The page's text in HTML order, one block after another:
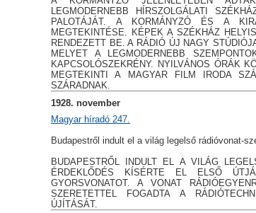
LEGMODERNEBB HÍRSZOLGÁLATI
PALOTÁJÁT. A KORMÁNYZÓ ÉS A
MEGTEKINTÉSE. KÉPEK A SZÉKHÁZ
RENDEZETT BE. A RÁDIÓ ÚJ NAGY
MELYET A LEGMODERNEBB
KAPCSOLÓSZEKRÉNY. NYILVÁNOS ÓRÁK
MEGTEKINTI A MAGYAR FILM IRODA
SZÁRADNAK.
1928. november
Magyar híradó 247.
Budapestről indult el a világ legelső rádióvonat-
BUDAPESTRŐL INDULT EL A VILÁG
ÉRDEKLŐDÉS KÍSÉRTE EL ELSŐ
GYORSVONATOT. A VONAT
SZERETETTEL FOGADTA A
ÚJÍTÁSÁT.